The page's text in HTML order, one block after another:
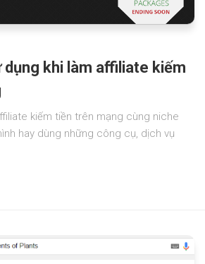
dụng khi làm affiliate kiếm
kiếm tiền trên mạng cùng niche
hay dùng những công cụ, dịch vụ